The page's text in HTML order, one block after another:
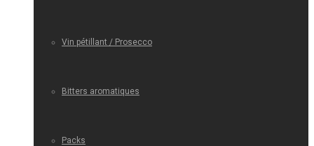
Vin pétillant / Prosecco
Bitters aromatiques
Packs